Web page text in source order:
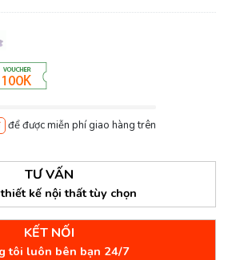
để được miễn phí giao hàng trên
TƯ VẤN
kế nội thất tùy chọn
KẾT NỐI
tôi luôn bên bạn 24/7